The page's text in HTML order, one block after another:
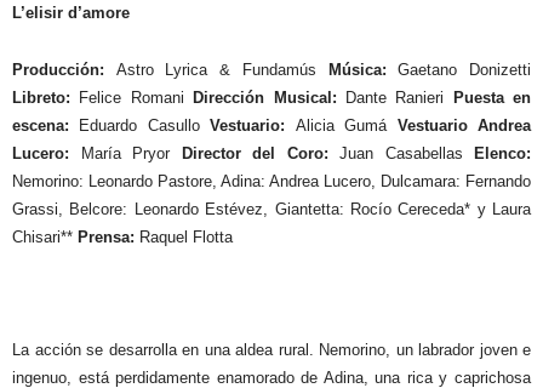
L’elisir d’amore
Producción: Astro Lyrica & Fundamús Música:Gaetano Donizetti
Libreto:
Felice Romani Dirección Musical: Dante Ranieri
Puesta en
escena:
Eduardo CasulloVestuario: Alicia Gumá Vestuario Andrea
Lucero:
María Pryor Director del Coro: Juan Casabellas
Elenco:
Nemorino: Leonardo Pastore, Adina: Andrea Lucero, Dulcamara: Fernando
Grassi, Belcore: Leonardo Estévez, Giantetta: Rocío Cereceda* y Laura
Chisari** Prensa: Raquel Flotta
La acción se desarrolla en una aldea rural. Nemorino, un labrador joven e
ingenuo, está perdidamente enamorado de Adina, una rica y caprichosa